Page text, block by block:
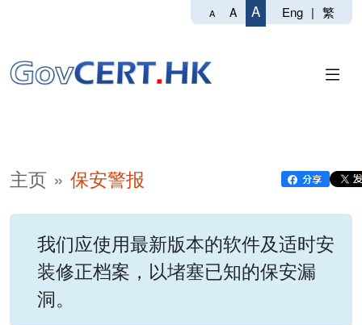
A A A Eng | 繁
主页 保安警报
我们应使用最新版本的软件及适时安
装修正档案，以堵塞已知的保安漏
洞。